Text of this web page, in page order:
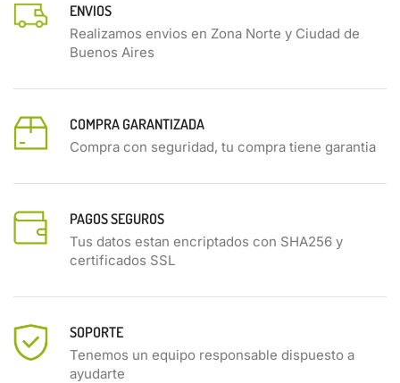
ENVIOS
Realizamos envios en Zona Norte y Ciudad de
Buenos Aires
COMPRA GARANTIZADA
Compra con seguridad, tu compra tiene garantia
PAGOS SEGUROS
Tus datos estan encriptados con SHA256 y
certificados SSL
SOPORTE
Tenemos un equipo responsable dispuesto a
ayudarte